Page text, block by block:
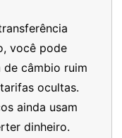
você pode
câmbio ruim
ocultas.
ainda usam
dinheiro.